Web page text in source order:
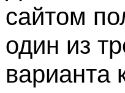
сайтом
один из
варианта